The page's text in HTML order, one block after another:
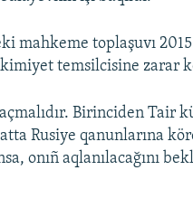
mahkeme toplaşuvı
temsilcisine zarar
Birinciden Tair
Rusiye qanunlarına
onıñ aqlanılacağını